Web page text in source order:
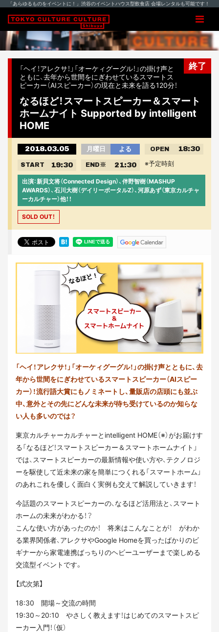
「あらゆるものをイベントに！」渋谷のイベントハウス型飲食店 会場レンタルも可能です！
終了
「ヘイ！アレクサ！」「オーケィグーグル！」の掛け声と
ともに、去年から世間をにぎわせているスマートス
ピーカー（AIスピーカー）の現在と未来を語る120分！
なるほど！スマートスピーカー＆スマート
ホームナイト Supported by intelligent
HOME
2018.03.05 月曜日 よる OPEN 18:30
START 19:30 END ※ 21:30 ※予定時刻
出演：新貝文将（Connected Design）、伴野智樹（MASHUP
AWARDS）、石川大樹（デイリーポータルZ）、河原あず（東京カルチャ
ーカルチャー）他！！
SOLD OUT！
「ヘイ！アレクサ！」「オーケィグーグル！」の掛け声とともに、去
年から世間をにぎわせているスマートスピーカー（AIスピー
カー）！流行語大賞にもノミネートし、量販店の店頭にも並ぶ
中、意外とその先にどんな未来が待ち受けているのか知らな
い人も多いのでは？
東京カルチャーカルチャーとintelligent HOME（※）がお届けす
る「なるほど！スマートスピーカー＆スマートホームナイト」
では、スマートスピーカーの最新情報や使い方や、テクノロジ
ーを駆使して近未来の家を簡単につくれる「スマートホーム」
のあれこれを優しく面白く実例も交えて解説していきます！
今話題のスマートスピーカーの、なるほど活用法と、スマート
ホームの未来がわかる！？
こんな使い方があったのか！ 将来はこんなことが！ がわか
る業界関係者、アレクサやGoogle Homeを買ったばかりのビ
ギナーから家電連携ばっちりのヘビーユーザーまで楽しめる
交流型イベントです。
【式次第】
18:30 開場～交流の時間
19:30～20:10 やさしく教えます！はじめてのスマートスピ
ーカー入門！（仮）